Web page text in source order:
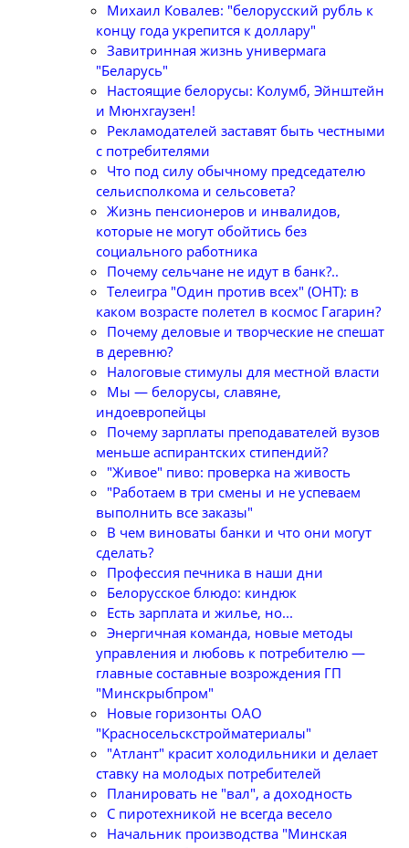
Михаил Ковалев: "белорусский рубль к
концу года укрепится к доллару"
Завитринная жизнь универмага
"Беларусь"
Настоящие белорусы: Колумб, Эйнштейн
и Мюнхгаузен!
Рекламодателей заставят быть честными
с потребителями
Что под силу обычному председателю
сельисполкома и сельсовета?
Жизнь пенсионеров и инвалидов,
которые не могут обойтись без
социального работника
Почему сельчане не идут в банк?..
Телеигра "Один против всех" (ОНТ): в
каком возрасте полетел в космос Гагарин?
Почему деловые и творческие не спешат
в деревню?
Налоговые стимулы для местной власти
Мы — белорусы, славяне,
индоевропейцы
Почему зарплаты преподавателей вузов
меньше аспирантских стипендий?
"Живое" пиво: проверка на живость
"Работаем в три смены и не успеваем
выполнить все заказы"
В чем виноваты банки и что они могут
сделать?
Профессия печника в наши дни
Белорусское блюдо: киндюк
Есть зарплата и жилье, но...
Энергичная команда, новые методы
управления и любовь к потребителю —
главные составные возрождения ГП
"Минскрыбпром"
Новые горизонты ОАО
"Красносельскстройматериалы"
"Атлант" красит холодильники и делает
ставку на молодых потребителей
Планировать не "вал", а доходность
С пиротехникой не всегда весело
Начальник производства "Минская